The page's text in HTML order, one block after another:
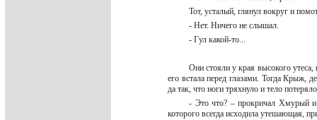
Тот, усталый, глянул вокруг и
- Нет. Ничего не слышал.
- Гул какой-то...
Они стояли у края высокого
его встала перед глазами. Тогда Крыж,
да так, что ноги тряхнуло и тело
- Это что? – прокричал Хмурый и
которого всегда исходила утешающая,